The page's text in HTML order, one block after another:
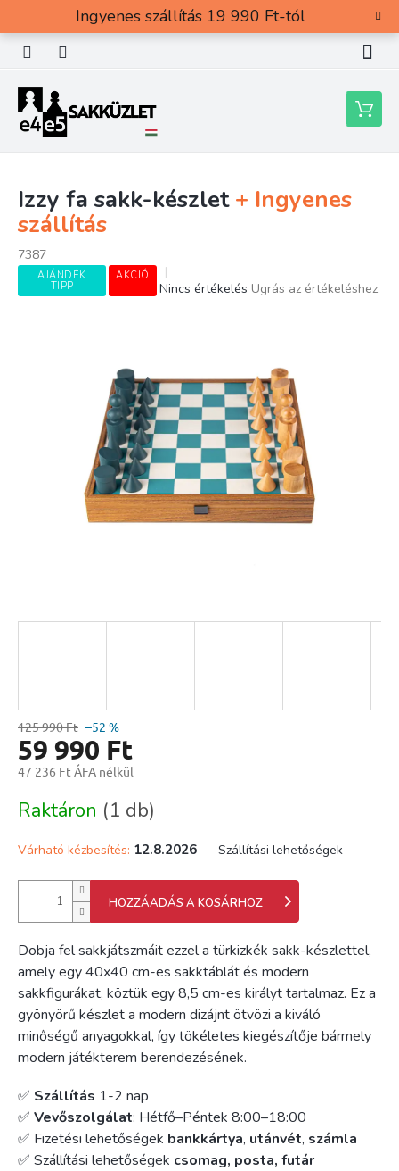
tartalomhoz
Ingyenes szállítás 19 990 Ft-tól
Kosár
Izzy fa sakk-készlet + Ingyenes
szállítás
7387
AJÁNDÉK
TIPP
AKCIÓ
A
0,0
csillag.
Nincs értékelés Ugrás az értékeléshez
125 990 Ft –52 %
59 990 Ft
47 236 Ft ÁFA nélkül
Raktáron (1 db)
Várható kézbesítés: 12.8.2026 Szállítási lehetőségek
HOZZÁADÁS A KOSÁRHOZ
Dobja fel sakkjátszmáit ezzel a türkizkék sakk-készlettel,
amely egy 40x40 cm-es sakktáblát és modern
sakkfigurákat, köztük egy 8,5 cm-es királyt tartalmaz. Ez a
gyönyörű készlet a modern dizájnt ötvözi a kiváló
minőségű anyagokkal, így tökéletes kiegészítője bármely
modern játékterem berendezésének.
✅ Szállítás 1-2 nap
✅ Vevőszolgálat: Hétfő–Péntek 8:00–18:00
✅ Fizetési lehetőségek bankkártya, utánvét, számla
✅ Szállítási lehetőségek csomag, posta, futár